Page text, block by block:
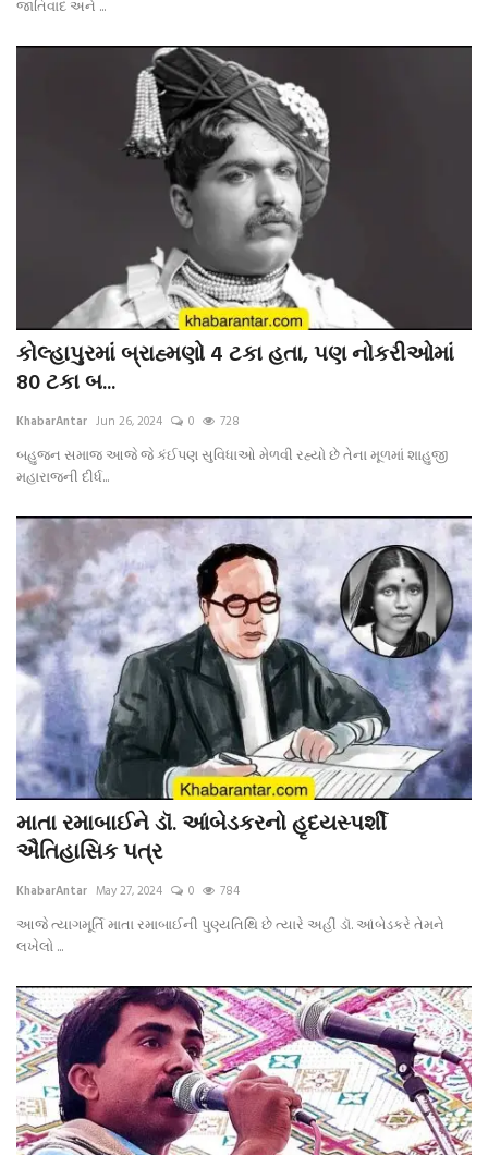
જાતિવાદ અને ...
કોલ્હાપુરમાં બ્રાહ્મણો 4 ટકા હતા, પણ નોકરીઓમાં
80 ટકા બ...
KhabarAntar Jun 26, 2024 0 728
બહુજન સમાજ આજે જે કંઈપણ સુવિધાઓ મેળવી રહ્યો છે તેના મૂળમાં શાહુજી
મહારાજની દીર્ધ...
માતા રમાબાઈને ડૉ. આંબેડકરનો હૃદયસ્પર્શી
ઐતિહાસિક પત્ર
KhabarAntar May 27, 2024 0 784
આજે ત્યાગમૂર્તિ માતા રમાબાઈની પુણ્યતિથિ છે ત્યારે અહીં ડૉ. આંબેડકરે તેમને
લખેલો ...